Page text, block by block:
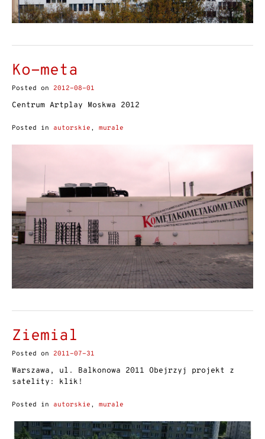
Ko-meta
Posted on 2012-08-01
Centrum Artplay Moskwa 2012
Posted in autorskie , murale
Ziemial
Posted on 2011-07-31
Warszawa, ul. Balkonowa 2011 Obejrzyj projekt z
satelity: klik!
Posted in autorskie , murale